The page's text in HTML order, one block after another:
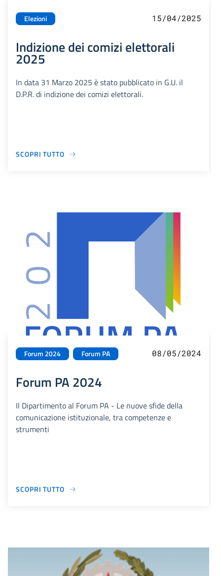
Elezioni 15/04/2025
Indizione dei comizi elettorali
2025
In data 31 Marzo 2025 è stato pubblicato in G.U. il
D.P.R. di indizione dei comizi elettorali.
SCOPRI TUTTO
Forum 2024 Forum PA 08/05/2024
Forum PA 2024
Il Dipartimento al Forum PA - Le nuove sfide della
comunicazione istituzionale, tra competenze e
strumenti
SCOPRI TUTTO